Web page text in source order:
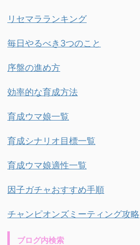
リセマラランキング
毎日やるべき3つのこと
序盤の進め方
効率的な育成方法
育成ウマ娘一覧
育成シナリオ目標一覧
育成ウマ娘適性一覧
因子ガチャおすすめ手順
チャンピオンズミーティング攻略
ブログ内検索